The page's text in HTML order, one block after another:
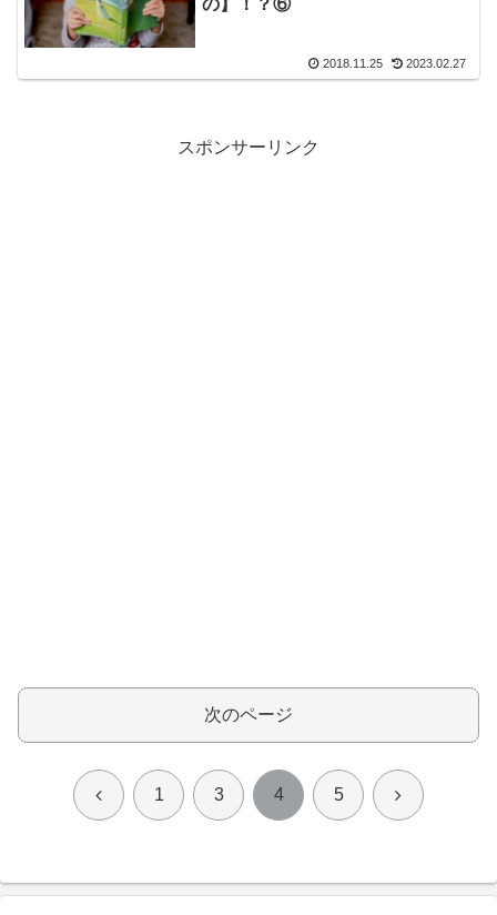
2018.11.25 2023.02.27
スポンサーリンク
次のページ
前 1 3 4 5 次